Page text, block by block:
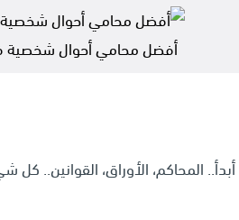
أفضل محامي أحوال
المحاكم، الأوراق، القوانين.. كل